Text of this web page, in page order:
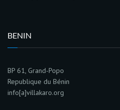
BENIN
BP 61, Grand-Popo
Republique du Bénin
info[a]villakaro.org